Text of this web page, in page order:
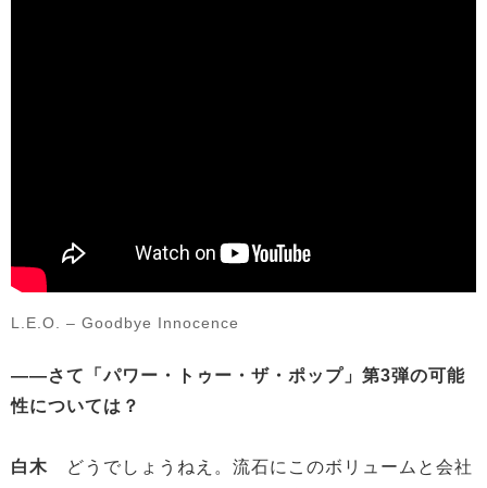
L.E.O. – Goodbye Innocence
——さて「パワー・トゥー・ザ・ポップ」第3弾の可能
性については？
白木
どうでしょうねえ。流石にこのボリュームと会社